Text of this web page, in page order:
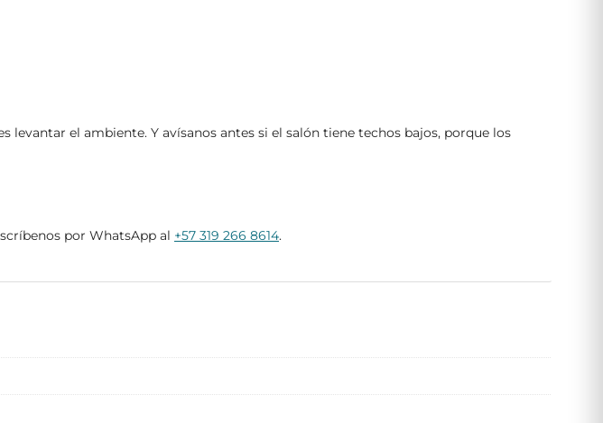
levantar el ambiente. Y avísanos antes si el salón tiene techos bajos, porque los
por WhatsApp al +57 319 266 8614.